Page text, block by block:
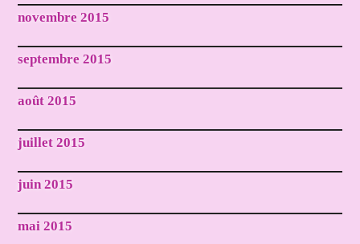
novembre 2015
septembre 2015
août 2015
juillet 2015
juin 2015
mai 2015